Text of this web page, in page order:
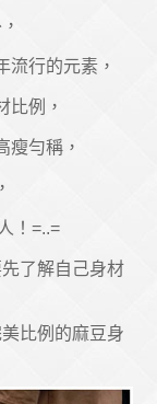
流行的元素，
比例，
瘦勻稱，
！=..=
了解自己身材
比例的麻豆身